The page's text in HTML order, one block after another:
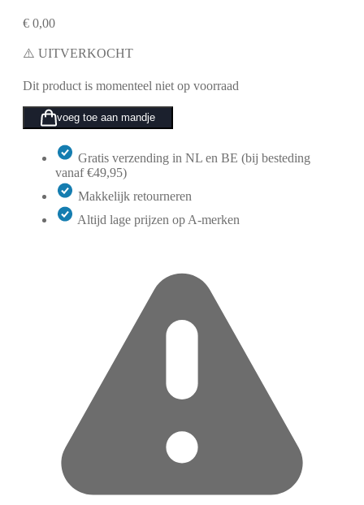
€ 0,00
⚠️ UITVERKOCHT
Dit product is momenteel niet op voorraad
voeg toe aan mandje
Gratis verzending in NL en BE (bij besteding
vanaf €49,95)
Makkelijk retourneren
Altijd lage prijzen op A-merken